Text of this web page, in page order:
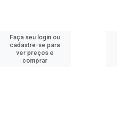
Faça seu login ou
cadastre-se para
ver preços e
comprar